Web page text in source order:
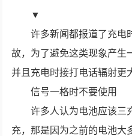
▼
许多新闻都报道了充电
故，为了避免这类现象产生
并且充电时接打电话辐射更
信号一格时不要使用
许多人认为电池应该三
充，那是因为之前的电池大